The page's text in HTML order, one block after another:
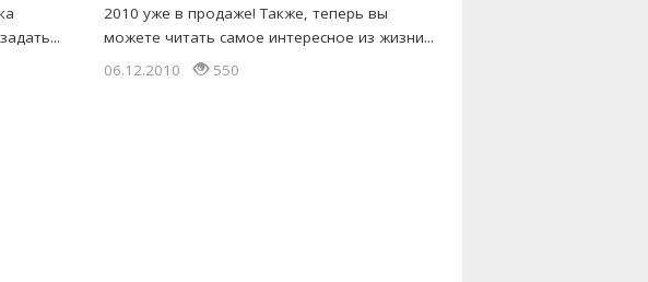
2010 уже в продаже! Также, теперь вы
можете читать самое интересное из жизни...
06.12.2010
550